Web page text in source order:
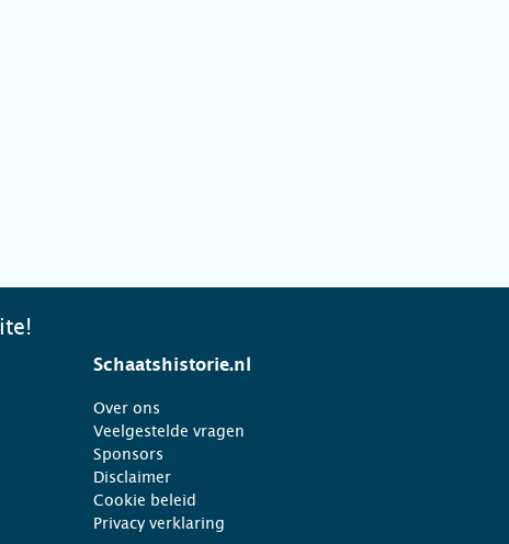
Schaatshistorie.nl
Over ons
Veelgestelde vragen
Sponsors
Disclaimer
Cookie beleid
Privacy verklaring